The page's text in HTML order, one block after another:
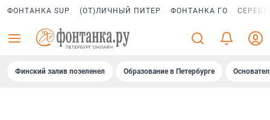
ФОНТАНКА SUP (ОТ)ЛИЧНЫЙ ПИТЕР ФОНТАНКА ГО
Финский залив позеленел Образование в Петербурге